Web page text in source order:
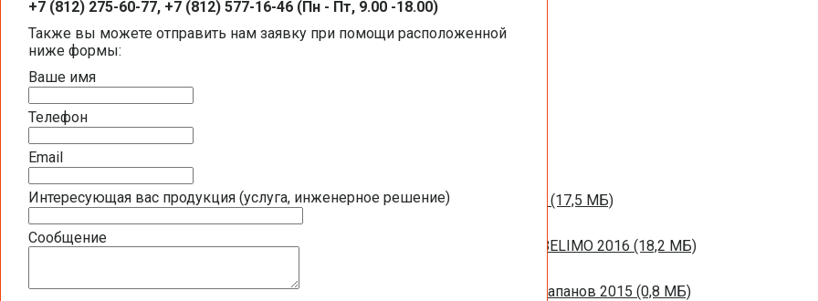
+7 (812) 275-60-77, +7 (812) 577-16-46 (Пн - Пт, 9.00 -18.00)
Также вы можете отправить нам заявку при помощи расположенной
ниже формы:
Ваше имя
Телефон
Email
Интересующая вас продукция (услуга, инженерное решение)
Сообщение
Общая информация BELIMO
Полная номенклатура продукции BELIMO 2016 (1,44 МБ)
Полный обзор электроприводов для систем вентиляции 2016 (17,5 МБ)
Каталог ЭЛЕКТРОПРИВОДЫ ДЛЯ ВОЗДУШНЫХ ЗАСЛОНОК BELIMO 2016 (18,2 МБ)
Новое поколение электроприводов для противопожарных клапанов 2015 (0,8 МБ)